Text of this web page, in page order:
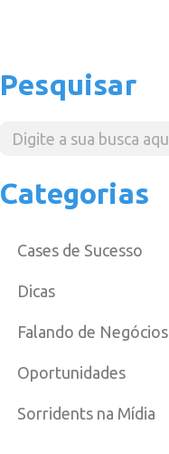
Pesquisar
Categorias
Cases de Sucesso
Dicas
Falando de Negócios
Oportunidades
Sorridents na Mídia